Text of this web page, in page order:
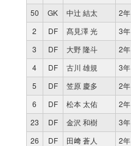
50
GK 中辻 結太 2年
2
DF 髙見澤 光 3年
3
DF 大野 隆斗 2年
4
DF 古川 雄規 3年
5
DF 笠原 慶多 2年
6
DF 松本 太佑 2年
23
DF 金沢 和樹 3年
26
DF 田﨑 蒼人 2年